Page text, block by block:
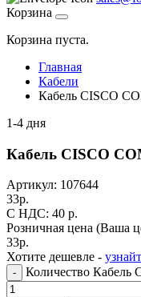
Корзина
Корзина пуста.
Главная
Кабели
Кабель CISCO
1-4 дня
Кабель CISCO
Артикул: 107644
33р.
C НДС: 40 р.
Розничная цена (Ваша
33р.
Хотите дешевле -
- Количество Кабель